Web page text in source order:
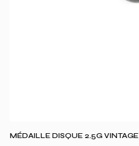
MÉDAILLE DISQUE 2.5G VINTAGE